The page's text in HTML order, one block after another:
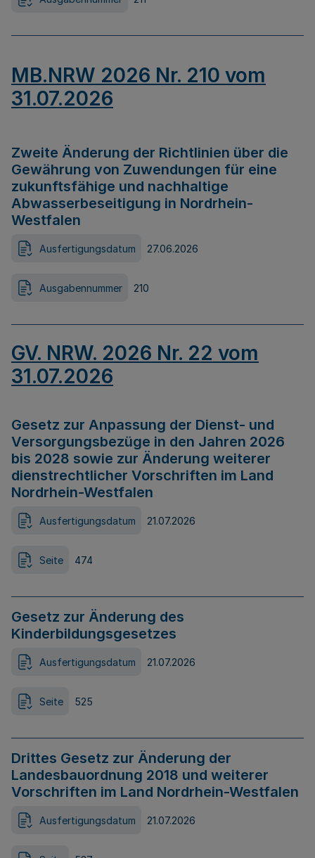
MB.NRW 2026 Nr. 210 vom
31.07.2026
Zweite Änderung der Richtlinien über die
Gewährung von Zuwendungen für eine
zukunftsfähige und nachhaltige
Abwasserbeseitigung in Nordrhein-
Westfalen
Ausfertigungsdatum 27.06.2026
Ausgabennummer 210
GV. NRW. 2026 Nr. 22 vom
31.07.2026
Gesetz zur Anpassung der Dienst- und
Versorgungsbezüge in den Jahren 2026
bis 2028 sowie zur Änderung weiterer
dienstrechtlicher Vorschriften im Land
Nordrhein-Westfalen
Ausfertigungsdatum 21.07.2026
Seite 474
Gesetz zur Änderung des
Kinderbildungsgesetzes
Ausfertigungsdatum 21.07.2026
Seite 525
Drittes Gesetz zur Änderung der
Landesbauordnung 2018 und weiterer
Vorschriften im Land Nordrhein-Westfalen
Ausfertigungsdatum 21.07.2026